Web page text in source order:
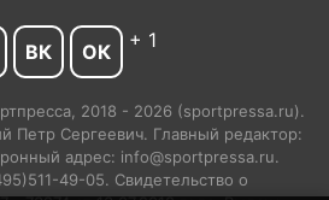
ВК ОК + 1
2018 - 2026 (sportpressa.ru).
Петр Сергеевич. Главный редактор:
адрес: info@sportpressa.ru.
49-05. Свидетельство о